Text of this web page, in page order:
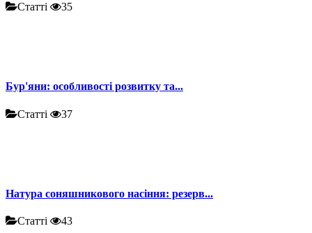
Статті 35
Бур'яни: особливості розвитку та...
Статті 37
Натура соняшникового насіння: резерв...
Статті 43